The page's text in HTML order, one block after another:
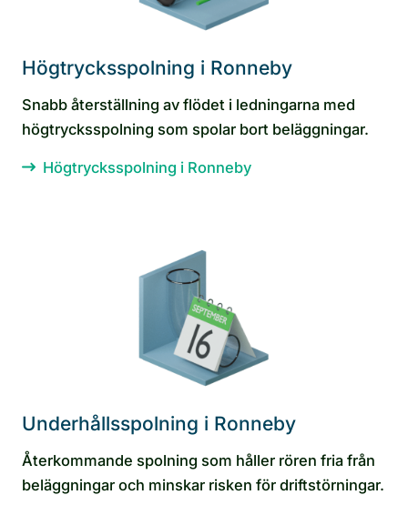
Högtrycksspolning i Ronneby
Snabb återställning av flödet i ledningarna med
högtrycksspolning som spolar bort beläggningar.
Högtrycksspolning i Ronneby
Underhållsspolning i Ronneby
Återkommande spolning som håller rören fria från
beläggningar och minskar risken för driftstörningar.